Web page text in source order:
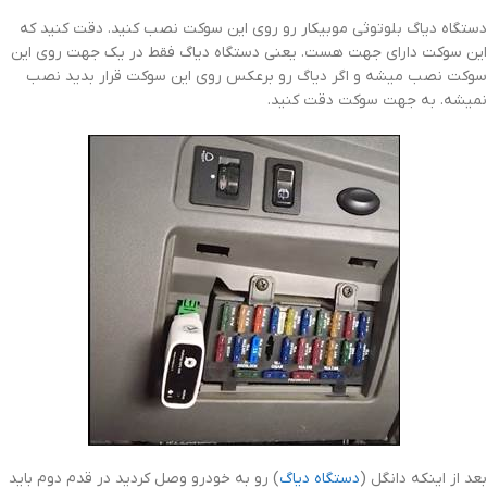
دستگاه دیاگ بلوتوثی موبیکار رو روی این سوکت نصب کنید. دقت کنید که
این سوکت دارای جهت هست. یعنی دستگاه دیاگ فقط در یک جهت روی این
سوکت نصب میشه و اگر دیاگ رو برعکس روی این سوکت قرار بدید نصب
نمیشه. به جهت سوکت دقت کنید.
بعد از اینکه دانگل (دستگاه دیاگ) رو به خودرو وصل کردید در قدم دوم باید